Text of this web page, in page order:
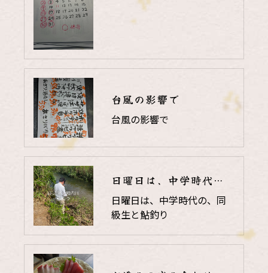
台風の影響で
台風の影響で
日曜日は、中学時代の、同級生と鮎釣り
日曜日は、中学時代の、同
級生と鮎釣り